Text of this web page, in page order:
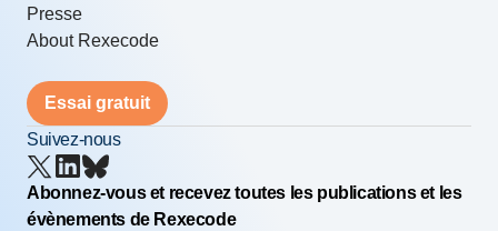
Presse
About Rexecode
Essai gratuit
Suivez-nous
Abonnez-vous et recevez toutes les publications et les
évènements de Rexecode